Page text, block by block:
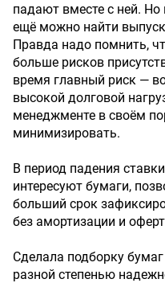
падают вместе с ней.
ещё можно найти
Правда надо помнить,
больше рисков
время главный риск —
высокой долговой
менеджменте в своём
минимизировать.
В период падения
интересуют бумаги,
больший срок
без амортизации и
Сделала подборку
разной степенью